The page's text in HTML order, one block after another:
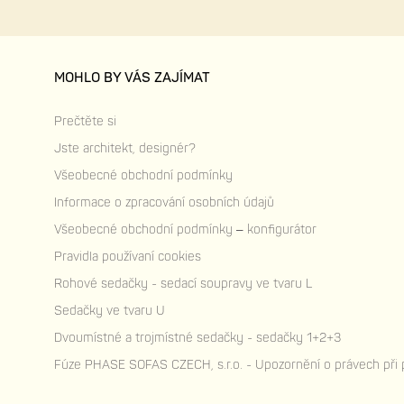
MOHLO BY VÁS ZAJÍMAT
Prečtěte si
Jste architekt, designér?
Všeobecné obchodní podmínky
Informace o zpracování osobních údajů
Všeobecné obchodní podmínky – konfigurátor
Pravidla používaní cookies
Rohové sedačky - sedací soupravy ve tvaru L
Sedačky ve tvaru U
Dvoumístné a trojmístné sedačky - sedačky 1+2+3
Fúze PHASE SOFAS CZECH, s.r.o. - Upozornění o právech při